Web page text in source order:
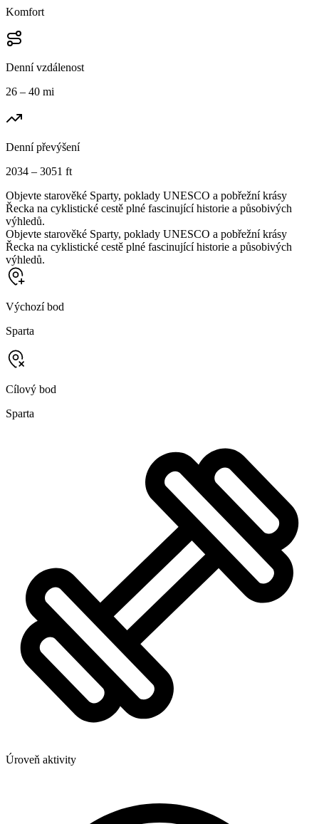
Komfort
Denní vzdálenost
26 – 40 mi
Denní převýšení
2034 – 3051 ft
Objevte starověké Sparty, poklady UNESCO a pobřežní krásy
Řecka na cyklistické cestě plné fascinující historie a působivých
výhledů.
Objevte starověké Sparty, poklady UNESCO a pobřežní krásy
Řecka na cyklistické cestě plné fascinující historie a působivých
výhledů.
Výchozí bod
Sparta
Cílový bod
Sparta
Úroveň aktivity